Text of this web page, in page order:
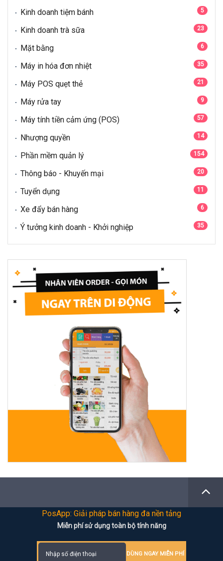
Kinh doanh tiệm bánh 5
Kinh doanh trà sữa 23
Mặt bằng 6
Máy in hóa đơn nhiệt 35
Máy POS quẹt thẻ 21
Máy rửa tay 9
Máy tính tiền cảm ứng (POS) 57
Nhượng quyền 14
Phần mềm quản lý 154
Thông báo - Khuyến mại 20
Tuyển dụng 11
Xe đẩy bán hàng 6
Ý tưởng kinh doanh - Khởi nghiệp 35
PosApp: Giải pháp bán hàng đa nền tảng
Miễn phí sử dụng toàn bộ tính năng
DÙNG NGAY MIỄN PHÍ